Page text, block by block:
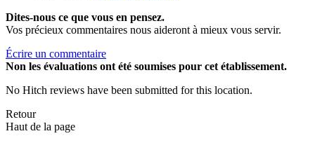
Dites-nous ce que vous en pensez.
Vos précieux commentaires nous aideront à mieux vous servir.
Écrire un commentaire
Non les évaluations ont été soumises pour cet établissement.
No Hitch reviews have been submitted for this location.
Retour
Haut de la page